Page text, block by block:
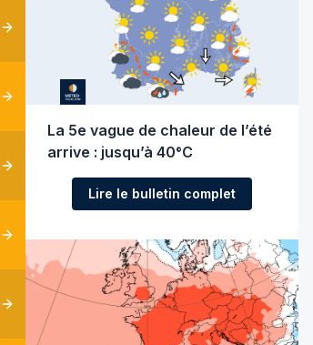
La 5e vague de chaleur de l’été
arrive : jusqu’à 40°C
Lire le bulletin complet